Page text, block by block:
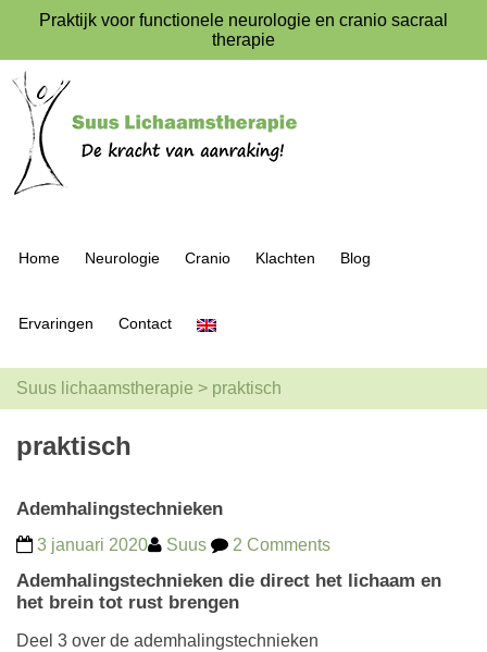
Praktijk voor functionele neurologie en cranio sacraal
therapie
Home Neurologie Cranio Klachten Blog
Ervaringen Contact
Suus lichaamstherapie > praktisch
praktisch
Ademhalingstechnieken
3 januari 2020 Suus 2 Comments
Ademhalingstechnieken die direct het lichaam en
het brein tot rust brengen
Deel 3 over de ademhalingstechnieken